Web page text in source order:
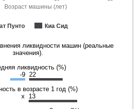
Возраст машины (лет)
Пунто Киа Сид
ликвидности машин (реальные
значения).
ликвидность (%)
-9 22
в возрасте 1 год (%)
x 13